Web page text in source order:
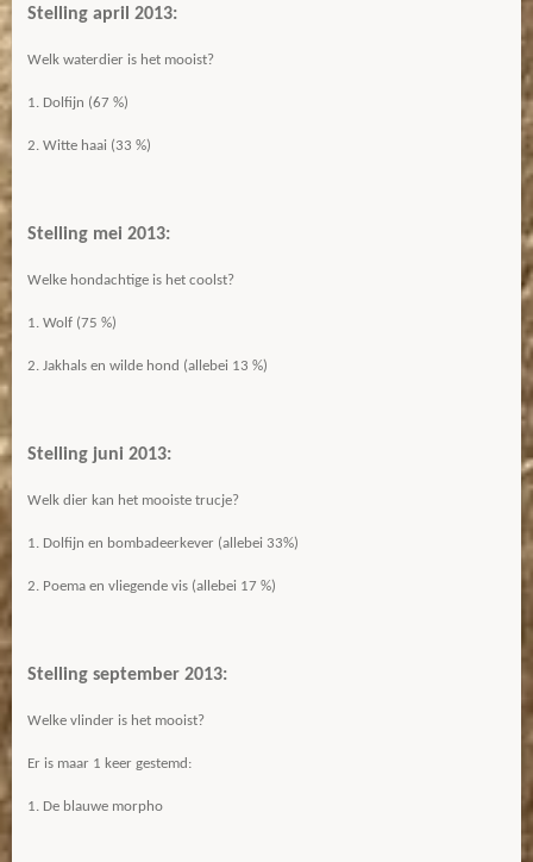
Stelling april 2013:
Welk waterdier is het mooist?
1. Dolfijn (67 %)
2. Witte haai (33 %)
Stelling mei 2013:
Welke hondachtige is het coolst?
1. Wolf (75 %)
2. Jakhals en wilde hond (allebei 13 %)
Stelling juni 2013:
Welk dier kan het mooiste trucje?
1. Dolfijn en bombadeerkever (allebei 33%)
2. Poema en vliegende vis (allebei 17 %)
Stelling september 2013:
Welke vlinder is het mooist?
Er is maar 1 keer gestemd:
1. De blauwe morpho